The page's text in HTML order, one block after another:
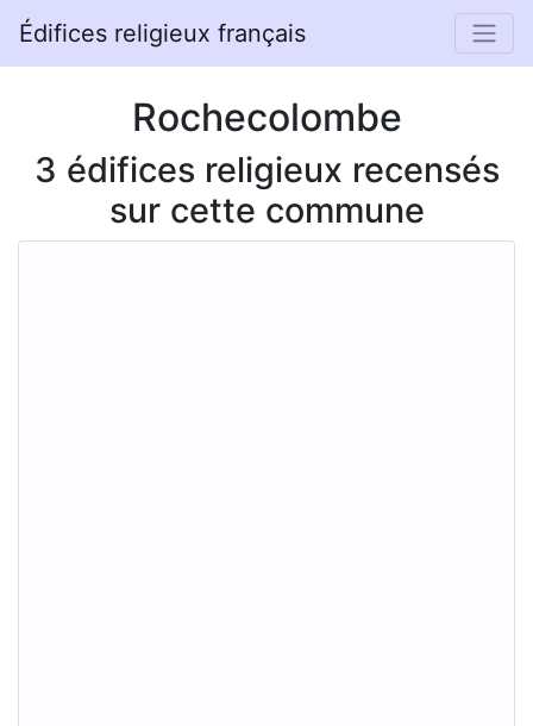
Édifices religieux français
Rochecolombe
3 édifices religieux recensés
sur cette commune